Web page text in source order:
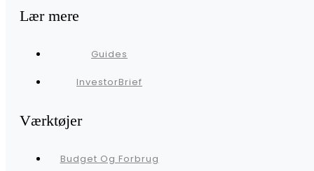
Lær mere
Guides
InvestorBrief
Værktøjer
Budget Og Forbrug